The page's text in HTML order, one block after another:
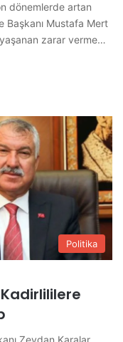
dönemlerde artan
Başkanı Mustafa Mert
zarar verme…
Politika
Zeydan Karalar,